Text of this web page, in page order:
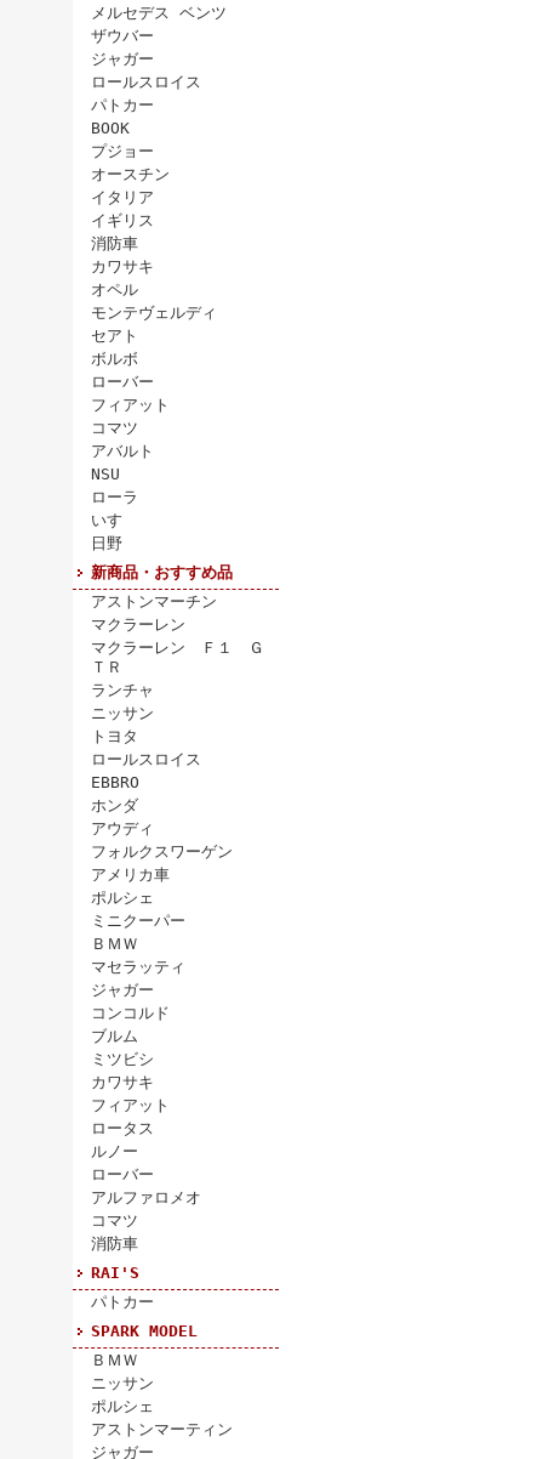
メルセデス ベンツ
ザウバー
ジャガー
ロールスロイス
パトカー
BOOK
プジョー
オースチン
イタリア
イギリス
消防車
カワサキ
オペル
モンテヴェルディ
セアト
ボルボ
ローバー
フィアット
コマツ
アバルト
NSU
ローラ
いすゞ
日野
新商品・おすすめ品
アストンマーチン
マクラーレン
マクラーレン Ｆ１ Ｇ
ＴＲ
ランチャ
ニッサン
トヨタ
ロールスロイス
EBBRO
ホンダ
アウディ
フォルクスワーゲン
アメリカ車
ポルシェ
ミニクーパー
ＢＭＷ
マセラッティ
ジャガー
コンコルド
ブルム
ミツビシ
カワサキ
フィアット
ロータス
ルノー
ローバー
アルファロメオ
コマツ
消防車
RAI'S
パトカー
SPARK MODEL
ＢＭＷ
ニッサン
ポルシェ
アストンマーティン
ジャガー